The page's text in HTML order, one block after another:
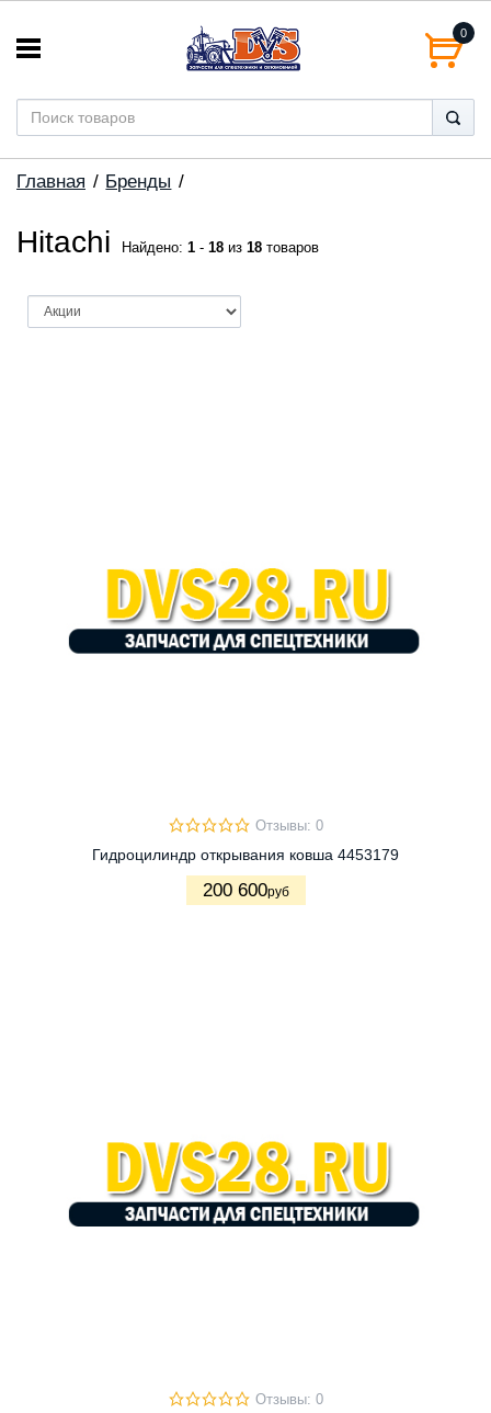
0
Главная Бренды
Hitachi Найдено: 1 - 18 из 18 товаров
Отзывы: 0
Гидроцилиндр открывания ковша 4453179
200 600руб
Отзывы: 0